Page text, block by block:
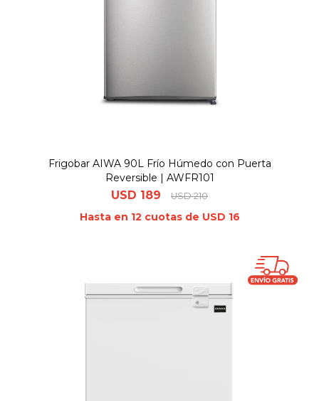
Frigobar AIWA 90L Frío Húmedo con Puerta
Reversible | AWFR101
USD 189 USD 210
Hasta en 12 cuotas de USD 16